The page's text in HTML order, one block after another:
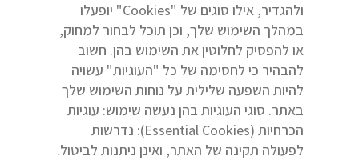
ולהגדיר, אילו סוגים של "Cookies" יופעלו
במהלך השימוש שלך, וכן תוכל לבחור למחוק,
או להפסיק לחלוטין את השימוש בהן. חשוב
להבהיר כי לחסימה של כל "העוגיות" עשויה
להיות השפעה שלילית על נוחות השימוש שלך
באתר. סוגי העוגיות בהן נעשה שימוש: עוגיות
הכרחיות (Essential Cookies): נדרשות
לפעולה תקינה של האתר, ואינן ניתנות לביטול.